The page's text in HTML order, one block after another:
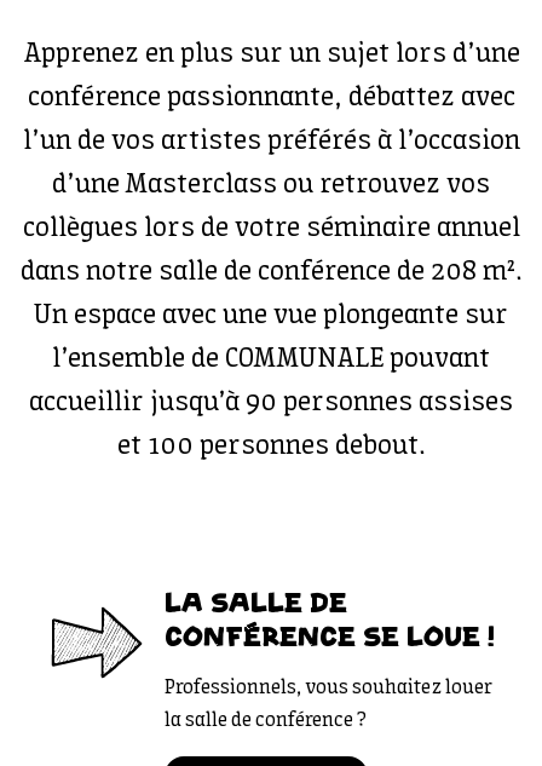
Apprenez en plus sur un sujet lors d’une
conférence passionnante, débattez avec
l’un de vos artistes préférés à l’occasion
d’une Masterclass ou retrouvez vos
collègues lors de votre séminaire annuel
dans notre salle de conférence de 208 m².
Un espace avec une vue plongeante sur
l’ensemble de COMMUNALE pouvant
accueillir jusqu’à 90 personnes assises
et 100 personnes debout.
LA SALLE DE
CONFÉRENCE SE LOUE !
Professionnels, vous souhaitez louer
la salle de conférence ?